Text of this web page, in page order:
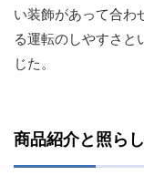
い装飾があって合わ
る運転のしやすさと
じた。
商品紹介と照ら